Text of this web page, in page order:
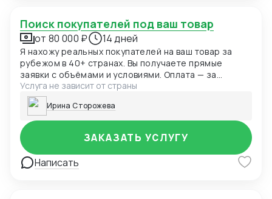
Поиск покупателей под ваш товар
от 80 000 ₽ 14 дней
Я нахожу реальных покупателей на ваш товар за
рубежом в 40+ странах. Вы получаете прямые
заявки с объёмами и условиями. Оплата — за
результат.
Услуга не зависит от страны
Ирина Сторожева
Написать
ЗАКАЗАТЬ УСЛУГУ